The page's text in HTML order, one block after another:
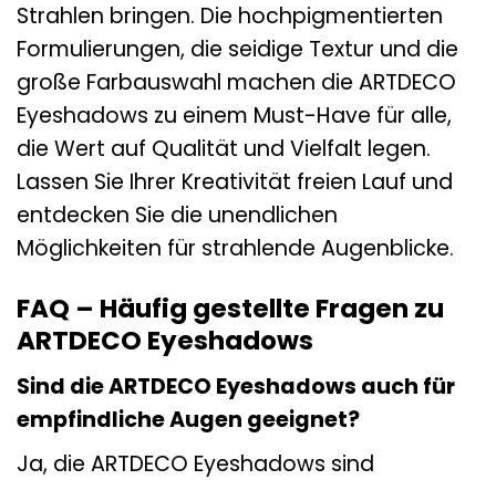
Strahlen bringen. Die hochpigmentierten
Formulierungen, die seidige Textur und die
große Farbauswahl machen die ARTDECO
Eyeshadows zu einem Must-Have für alle,
die Wert auf Qualität und Vielfalt legen.
Lassen Sie Ihrer Kreativität freien Lauf und
entdecken Sie die unendlichen
Möglichkeiten für strahlende Augenblicke.
FAQ – Häufig gestellte Fragen zu
ARTDECO Eyeshadows
Sind die ARTDECO Eyeshadows auch für
empfindliche Augen geeignet?
Ja, die ARTDECO Eyeshadows sind